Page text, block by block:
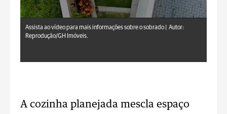
Assista ao vídeo para mais informações sobre o sobrado |
Autor:
Reprodução/GH Imóveis.
A cozinha planejada mescla espaço